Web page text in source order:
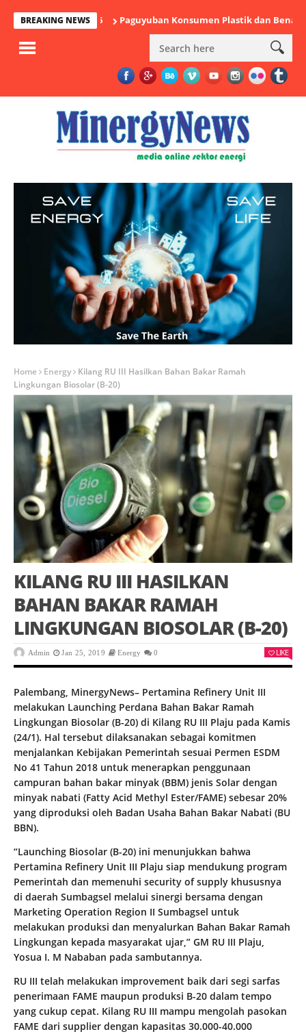
BREAKING NEWSPaguyuban Konsumen Plastik dan Benang
Home Energy
Kilang RU III Hasilkan Bahan Bakar Ramah
Lingkungan Biosolar (B-20)
KILANG RU III HASILKAN
BAHAN BAKAR RAMAH
LINGKUNGAN BIOSOLAR (B-20)
Admin Jan 25, 2019 Energy 0 LIKE
Palembang, MinergyNews– Pertamina Refinery Unit III
melakukan Launching Perdana Bahan Bakar Ramah
Lingkungan Biosolar (B-20) di Kilang RU III Plaju pada Kamis
(24/1). Hal tersebut dilaksanakan sebagai komitmen
menjalankan Kebijakan Pemerintah sesuai Permen ESDM
No 41 Tahun 2018 untuk menerapkan penggunaan
campuran bahan bakar minyak (BBM) jenis Solar dengan
minyak nabati (Fatty Acid Methyl Ester/FAME) sebesar 20%
yang diproduksi oleh Badan Usaha Bahan Bakar Nabati (BU
BBN).
“Launching Biosolar (B-20) ini menunjukkan bahwa
Pertamina Refinery Unit III Plaju siap mendukung program
Pemerintah dan memenuhi security of supply khususnya
di daerah Sumbagsel melalui sinergi bersama dengan
Marketing Operation Region II Sumbagsel untuk
melakukan produksi dan menyalurkan Bahan Bakar Ramah
Lingkungan kepada masyarakat ujar,” GM RU III Plaju,
Yosua I. M Nababan pada sambutannya.
RU III telah melakukan improvement baik dari segi sarfas
penerimaan FAME maupun produksi B-20 dalam tempo
yang cukup cepat. Kilang RU III mampu mengolah pasokan
FAME dari supplier dengan kapasitas 30.000-40.000